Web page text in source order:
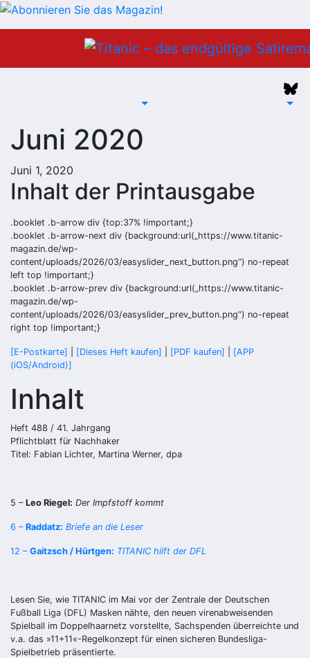
Juni 2020
Juni 1, 2020
Inhalt der Printausgabe
.booklet .b-arrow div {top:37% !important;}
.booklet .b-arrow-next div {background:url(„https://www.titanic-
magazin.de/wp-
content/uploads/2026/03/easyslider_next_button.png“) no-repeat
left top !important;}
.booklet .b-arrow-prev div {background:url(„https://www.titanic-
magazin.de/wp-
content/uploads/2026/03/easyslider_prev_button.png“) no-repeat
right top !important;}
[E-Postkarte] [Dieses Heft kaufen] [PDF kaufen]
[APP
(iOS/Android)]
Inhalt
Heft 488 / 41. Jahrgang
Pflichtblatt für Nachhaker
Titel: Fabian Lichter, Martina Werner, dpa
5 – Leo Riegel: Der Impfstoff kommt
6 – Raddatz: Briefe an die Leser
12 – Gaitzsch / Hürtgen: TITANIC hilft der DFL
Lesen Sie, wie TITANIC im Mai vor der Zentrale der Deutschen
Fußball Liga (DFL) Masken nähte, den neuen virenabweisenden
Spielball im Doppelhaarnetz vorstellte, Sachspenden überreichte und
v.a. das »11+11«-Regelkonzept für einen sicheren Bundesliga-
Spielbetrieb präsentierte.